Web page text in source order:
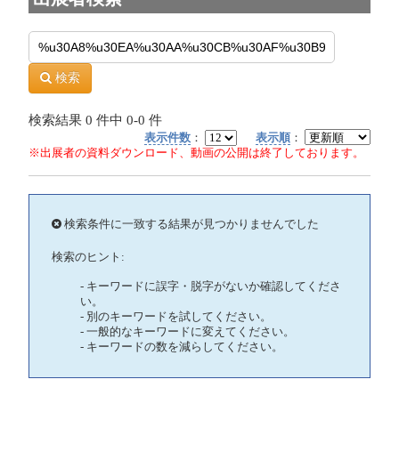
検索
検索結果 0 件中 0-0 件
表示件数 ： 表示順 ：
※出展者の資料ダウンロード、動画の公開は終了しております。
検索条件に一致する結果が見つかりませんでした
検索のヒント:
- キーワードに誤字・脱字がないか確認してくださ
い。
- 別のキーワードを試してください。
- 一般的なキーワードに変えてください。
- キーワードの数を減らしてください。